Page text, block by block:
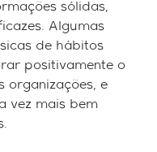
sólidas,
Algumas
de hábitos
positivamente o
organizações, e
vez mais bem